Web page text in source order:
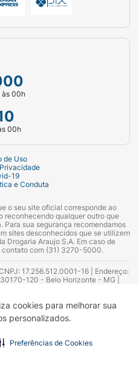
cookies para melhorar sua
personalizados.
Preferências de Cookies
às 00h
00h
de Uso
19
e Conduta
o seu site oficial corresponde ao
reconhecendo qualquer outro que
Para sua segurança recomendamos
sites desconhecidos que se utilizem
Drogaria Araujo S.A. Em caso de
com (31) 3270-5000.
17.256.512.0001-16 | Endereço:
120 - Belo Horizonte - MG |
Silva Alvarenga – CRF 52.584 -
Pinheiro - CRF Nº 13.748. Alvará
Funcionamento da Empresa (AFE):